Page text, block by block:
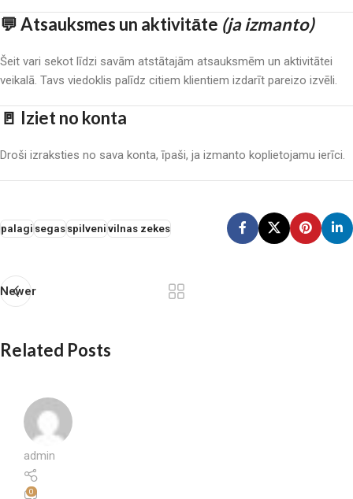
💬Atsauksmes un aktivitāte (ja izmanto)
Šeit vari sekot līdzi savām atstātajām atsauksmēm un aktivitātei
veikalā. Tavs viedoklis palīdz citiem klientiem izdarīt pareizo izvēli.
🚪 Iziet no konta
Droši izraksties no sava konta, īpaši, ja izmanto koplietojamu ierīci.
palagisegasspilvenivilnas zekes
Newer
Related Posts
admin
0